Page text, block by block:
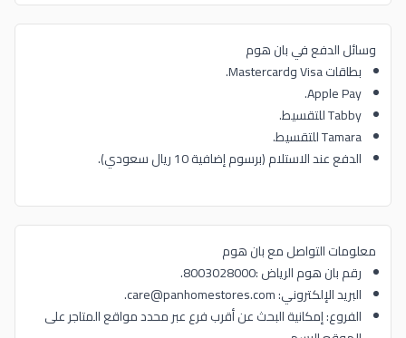
وسائل الدفع في بان هوم
بطاقات Visa وMastercard.
Apple Pay.
Tabby للتقسيط.
Tamara للتقسيط.
الدفع عند الاستلام (برسوم إضافية 10 ريال سعودي).
معلومات التواصل مع بان هوم
رقم بان هوم الرياض :8003028000.
البريد الإلكتروني: care@panhomestores.com.
الفروع: إمكانية البحث عن أقرب فرع عبر محدد مواقع المتاجر على